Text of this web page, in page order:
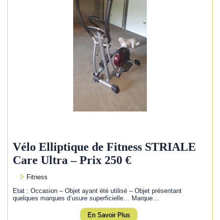
Vélo Elliptique de Fitness STRIALE
Care Ultra – Prix 250 €
Fitness
Etat : Occasion – Objet ayant été utilisé – Objet présentant
quelques marques d’usure superficielle… Marque…
En Savoir Plus